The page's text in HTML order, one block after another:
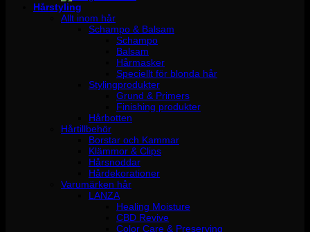
Hårstyling
Allt inom hår
Schampo & Balsam
Schampo
Balsam
Hårmasker
Speciellt för blonda hår
Stylingprodukter
Grund & Primers
Finishing produkter
Hårbotten
Hårtillbehör
Borstar och Kammar
Klämmor & Clips
Hårsnoddar
Hårdekorationer
Varumärken hår
LANZA
Healing Moisture
CBD Revive
Color Care & Preserving